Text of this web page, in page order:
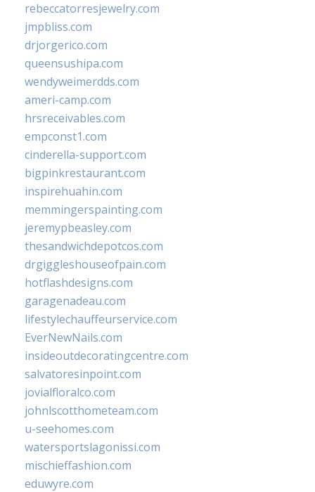
rebeccatorresjewelry.com
jmpbliss.com
drjorgerico.com
queensushipa.com
wendyweimerdds.com
ameri-camp.com
hrsreceivables.com
empconst1.com
cinderella-support.com
bigpinkrestaurant.com
inspirehuahin.com
memmingerspainting.com
jeremypbeasley.com
thesandwichdepotcos.com
drgiggleshouseofpain.com
hotflashdesigns.com
garagenadeau.com
lifestylechauffeurservice.com
EverNewNails.com
insideoutdecoratingcentre.com
salvatoresinpoint.com
jovialfloralco.com
johnlscotthometeam.com
u-seehomes.com
watersportslagonissi.com
mischieffashion.com
eduwyre.com